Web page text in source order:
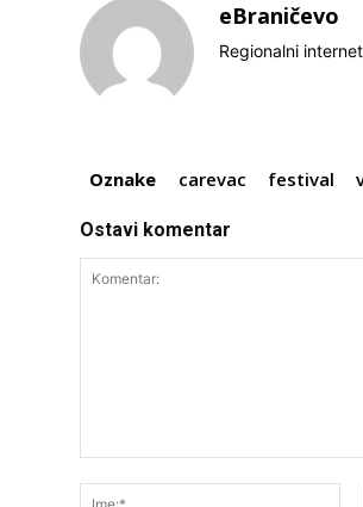
eBraničevo
Regionalni
Oznake carevac festival
Ostavi komentar